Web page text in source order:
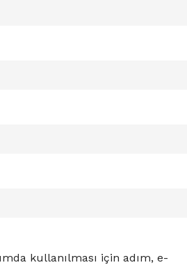
kullanılması için adım, e-